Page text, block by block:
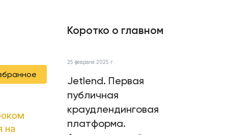
на
Коротко о главном
25 февраля 2025 г.
Jetlend. Первая
публичная
краудлендинговая
платформа.